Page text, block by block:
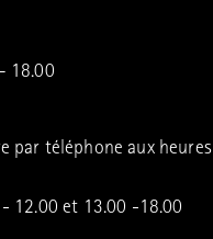
18.00
par téléphone aux heures
12.00 et 13.00 -18.00